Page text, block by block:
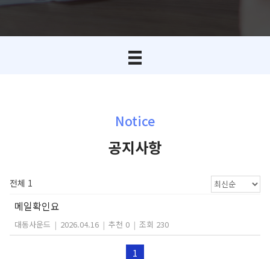
Notice
공지사항
전체 1
메일확인요
대동사운드 | 2026.04.16 | 추천 0 | 조회 230
1